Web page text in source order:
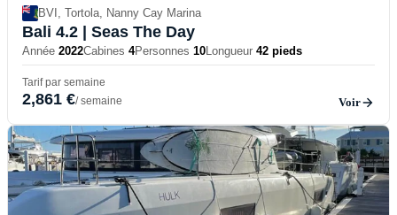
BVI, Tortola, Nanny Cay Marina
Bali 4.2 | Seas The Day
Année 2022Cabines 4Personnes 10Longueur 42 pieds
Tarif par semaine
2,861 €/ semaine Voir